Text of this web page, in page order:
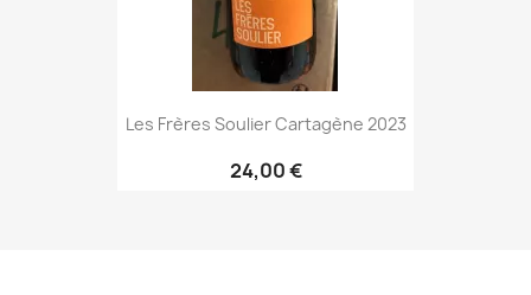
Les Frères Soulier Cartagène 2023
24,00 €